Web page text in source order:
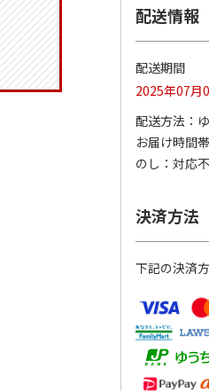
リ
コーデュロイ生地ラ
マスコッ
支箸 ポム
1,320円
(送料別・
配送情報
配送期間
2025年07月
配送方法
お届け時間帯
のし
対応
決済方法
下記の決済